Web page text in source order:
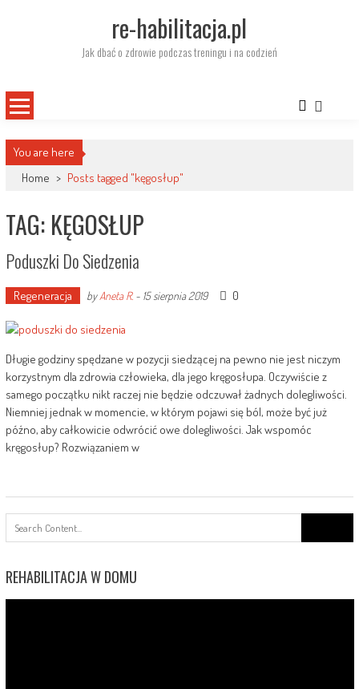
re-habilitacja.pl
Jak dbać o zdrowie podczas treningu i na codzień
You are here
Home > Posts tagged "kęgosłup"
TAG: KĘGOSŁUP
Poduszki Do Siedzenia
Regeneracja byAneta R.- 15 sierpnia 2019 0
Długie godziny spędzane w pozycji siedzącej na pewno nie jest niczym
korzystnym dla zdrowia człowieka, dla jego kręgosłupa. Oczywiście z
samego początku nikt raczej nie będzie odczuwał żadnych dolegliwości.
Niemniej jednak w momencie, w którym pojawi się ból, może być już
późno, aby całkowicie odwrócić owe dolegliwości. Jak wspomóc
kręgosłup? Rozwiązaniem w
for:
REHABILITACJA W DOMU